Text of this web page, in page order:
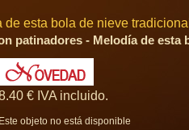
esta bola de nieve
patinadores - Melodía de esta
.40 € IVA incluido.
Este objeto no está disponible